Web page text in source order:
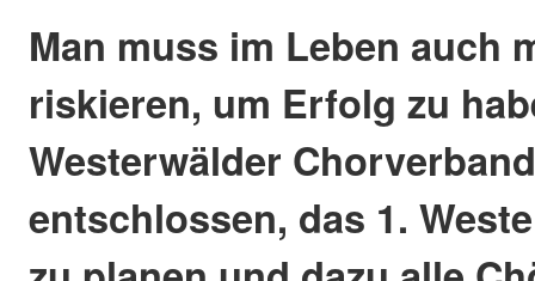
Man muss im Leben auch
riskieren, um Erfolg zu
Westerwälder
entschlossen, das 1.